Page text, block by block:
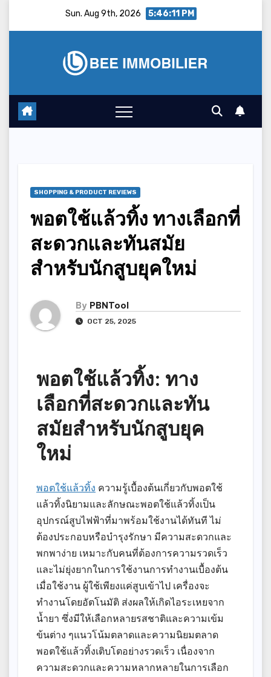
Sun. Aug 9th, 2026 5:46:12 PM
SHOPPING & PRODUCT REVIEWS
พอตใช้แล้วทิ้ง ทางเลือกที่
สะดวกและทันสมัย
สำหรับนักสูบยุคใหม่
By PBNTool
OCT 25, 2025
พอตใช้แล้วทิ้ง: ทาง
เลือกที่สะดวกและทัน
สมัยสำหรับนักสูบยุค
ใหม่
พอตใช้แล้วทิ้ง ความรู้เบื้องต้นเกี่ยวกับพอตใช้
แล้วทิ้งนิยามและลักษณะพอตใช้แล้วทิ้งเป็น
อุปกรณ์สูบไฟฟ้าที่มาพร้อมใช้งานได้ทันที ไม่
ต้องประกอบหรือบำรุงรักษา มีความสะดวกและ
พกพาง่าย เหมาะกับคนที่ต้องการความรวดเร็ว
และไม่ยุ่งยากในการใช้งานการทำงานเบื้องต้น
เมื่อใช้งาน ผู้ใช้เพียงแค่สูบเข้าไป เครื่องจะ
ทำงานโดยอัตโนมัติ ส่งผลให้เกิดไอระเหยจาก
น้ำยา ซึ่งมีให้เลือกหลายรสชาติและความเข้ม
ข้นต่าง ๆแนวโน้มตลาดและความนิยมตลาด
พอตใช้แล้วทิ้งเติบโตอย่างรวดเร็ว เนื่องจาก
ความสะดวกและความหลากหลายในการเลือก